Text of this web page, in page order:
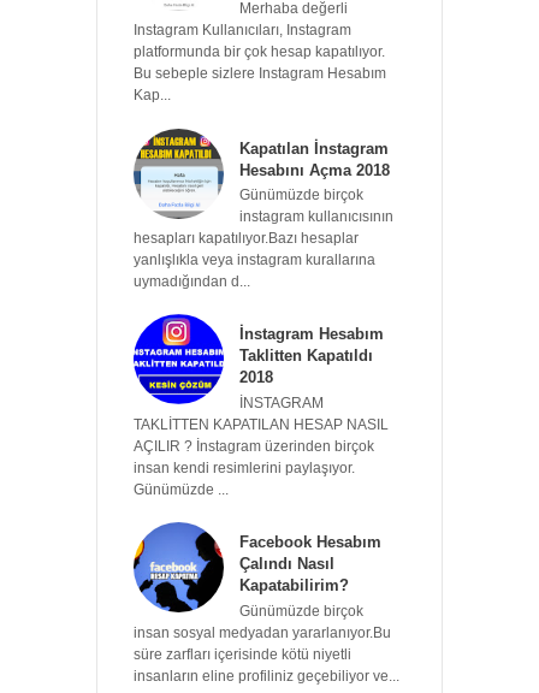
Merhaba değerli
Instagram Kullanıcıları, Instagram
platformunda bir çok hesap kapatılıyor.
Bu sebeple sizlere Instagram Hesabım
Kap...
Kapatılan İnstagram
Hesabını Açma 2018
Günümüzde birçok
instagram kullanıcısının
hesapları kapatılıyor.Bazı hesaplar
yanlışlıkla veya instagram kurallarına
uymadığından d...
İnstagram Hesabım
Taklitten Kapatıldı
2018
İNSTAGRAM
TAKLİTTEN KAPATILAN HESAP NASIL
AÇILIR ? İnstagram üzerinden birçok
insan kendi resimlerini paylaşıyor.
Günümüzde ...
Facebook Hesabım
Çalındı Nasıl
Kapatabilirim?
Günümüzde birçok
insan sosyal medyadan yararlanıyor.Bu
süre zarfları içerisinde kötü niyetli
insanların eline profiliniz geçebiliyor ve...